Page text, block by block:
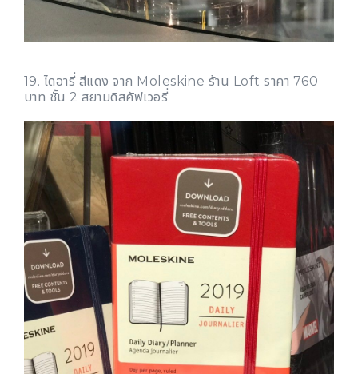
19. ไดอารี่ สีแดง จาก Moleskine ร้าน Loft ราคา 760
บาท ชั้น 2 สยามดิสคัฟเวอรี่